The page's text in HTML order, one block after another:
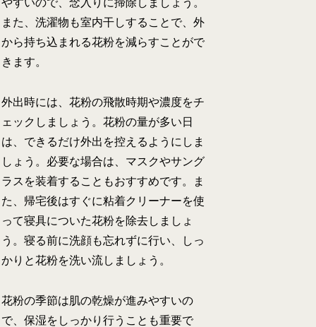
やすいので、念入りに掃除しましょう。
また、洗濯物も室内干しすることで、外
から持ち込まれる花粉を減らすことがで
きます。
外出時には、花粉の飛散時期や濃度をチ
ェックしましょう。花粉の量が多い日
は、できるだけ外出を控えるようにしま
しょう。必要な場合は、マスクやサング
ラスを装着することもおすすめです。ま
た、帰宅後はすぐに粘着クリーナーを使
って寝具についた花粉を除去しましょ
う。寝る前に洗顔も忘れずに行い、しっ
かりと花粉を洗い流しましょう。
花粉の季節は肌の乾燥が進みやすいの
で、保湿をしっかり行うことも重要で